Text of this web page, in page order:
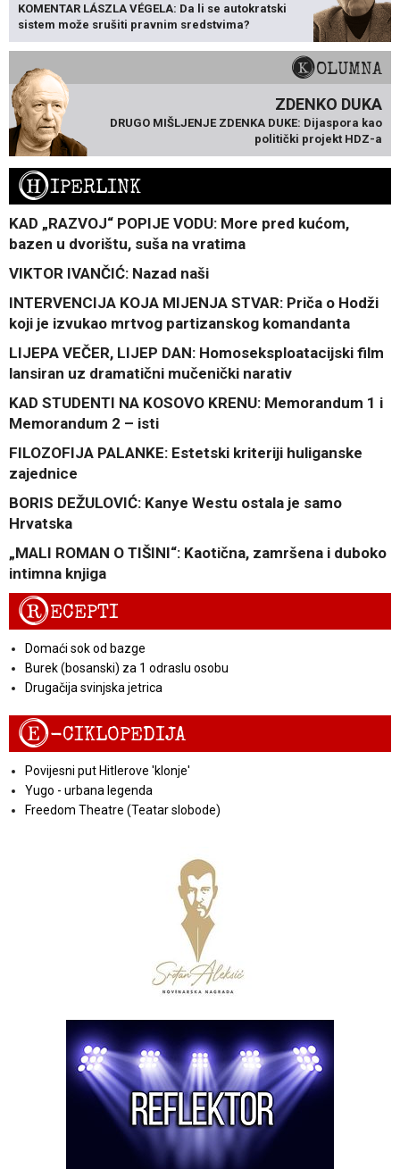
KOMENTAR LÁSZLA VÉGELA: Da li se autokratski
sistem može srušiti pravnim sredstvima?
KOLUMNA
ZDENKO DUKA
DRUGO MIŠLJENJE ZDENKA DUKE: Dijaspora kao
politički projekt HDZ-a
HIPERLINK
KAD „RAZVOJ“ POPIJE VODU: More pred kućom,
bazen u dvorištu, suša na vratima
VIKTOR IVANČIĆ: Nazad naši
INTERVENCIJA KOJA MIJENJA STVAR: Priča o Hodži
koji je izvukao mrtvog partizanskog komandanta
LIJEPA VEČER, LIJEP DAN: Homoseksploatacijski film
lansiran uz dramatični mučenički narativ
KAD STUDENTI NA KOSOVO KRENU: Memorandum 1 i
Memorandum 2 – isti
FILOZOFIJA PALANKE: Estetski kriteriji huliganske
zajednice
BORIS DEŽULOVIĆ: Kanye Westu ostala je samo
Hrvatska
„MALI ROMAN O TIŠINI“: Kaotična, zamršena i duboko
intimna knjiga
RECEPTI
Domaći sok od bazge
Burek (bosanski) za 1 odraslu osobu
Drugačija svinjska jetrica
E-CIKLOPEDIJA
Povijesni put Hitlerove 'klonje'
Yugo - urbana legenda
Freedom Theatre (Teatar slobode)